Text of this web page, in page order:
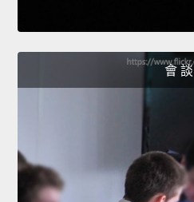
會 談